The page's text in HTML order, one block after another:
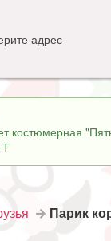
адрес
костюмерная
Т
Парик